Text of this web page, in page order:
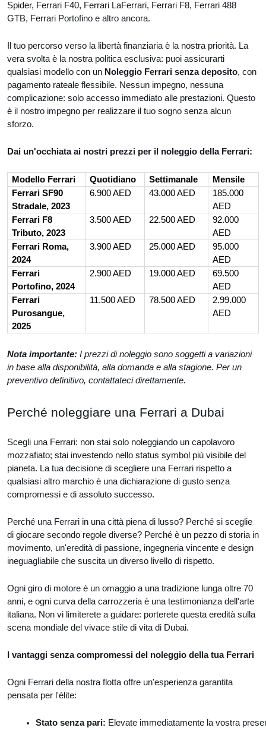
Spider, Ferrari F40, Ferrari LaFerrari, Ferrari F8, Ferrari 488
GTB, Ferrari Portofino e altro ancora.
Il tuo percorso verso la libertà finanziaria è la nostra priorità. La
vera svolta è la nostra politica esclusiva: puoi assicurarti
qualsiasi modello con un Noleggio Ferrari senza deposito, con
pagamento rateale flessibile. Nessun impegno, nessuna
complicazione: solo accesso immediato alle prestazioni. Questo
è il nostro impegno per realizzare il tuo sogno senza alcun
sforzo.
Dai un'occhiata ai nostri prezzi per il noleggio della Ferrari:
Modello Ferrari Quotidiano Settimanale
Mensile
Ferrari SF90
Stradale, 2023
6.900 AED 43.000 AED
185.000
AED
Ferrari F8
Tributo, 2023
3.500 AED 22.500 AED
92.000
AED
Ferrari Roma,
2024
3.900 AED 25.000 AED
95.000
AED
Ferrari
Portofino, 2024
2.900 AED 19.000 AED
69.500
AED
Ferrari
Purosangue,
2025
11.500 AED 78.500 AED
2.99.000
AED
Nota importante: I prezzi di noleggio sono soggetti a variazioni
in base alla disponibilità, alla domanda e alla stagione. Per un
preventivo definitivo, contattateci direttamente.
Perché noleggiare una Ferrari a Dubai
Scegli una Ferrari: non stai solo noleggiando un capolavoro
mozzafiato; stai investendo nello status symbol più visibile del
pianeta. La tua decisione di scegliere una Ferrari rispetto a
qualsiasi altro marchio è una dichiarazione di gusto senza
compromessi e di assoluto successo.
Perché una Ferrari in una città piena di lusso? Perché si sceglie
di giocare secondo regole diverse? Perché è un pezzo di storia in
movimento, un'eredità di passione, ingegneria vincente e design
ineguagliabile che suscita un diverso livello di rispetto.
Ogni giro di motore è un omaggio a una tradizione lunga oltre 70
anni, e ogni curva della carrozzeria è una testimonianza dell'arte
italiana. Non vi limiterete a guidare: porterete questa eredità sulla
scena mondiale del vivace stile di vita di Dubai.
I vantaggi senza compromessi del noleggio della tua Ferrari
Ogni Ferrari della nostra flotta offre un'esperienza garantita
pensata per l'élite:
Stato senza pari: Elevate immediatamente la vostra